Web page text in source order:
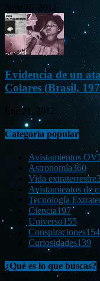
Nov 26, 2012
Evidencia de un
Colares (Brasil,
Ene 21, 2012
Categoría popular
Avistamientos
Astronomía360
Vida extraterrestre
Avistamientos de
Tecnología
Ciencia197
Universo155
Conspiraciones154
Curiosidades139
¿Qué es lo que buscas?